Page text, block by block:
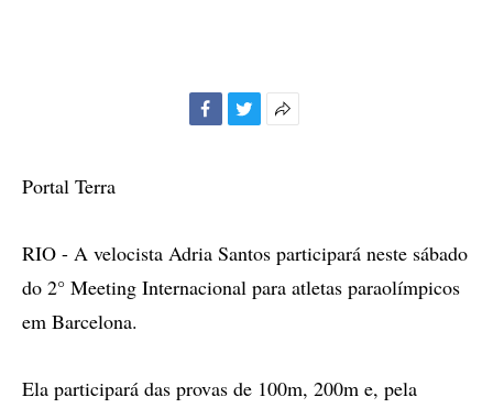
Portal Terra
RIO - A velocista Adria Santos participará neste sábado
do 2° Meeting Internacional para atletas paraolímpicos
em Barcelona.
Ela participará das provas de 100m, 200m e, pela